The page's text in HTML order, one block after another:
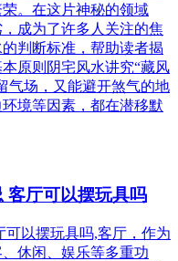
。在这片神秘的领域
成为了许多人关注的焦
判断标准，帮助读者揭
原则阴宅风水讲究“藏风
气场，又能避开煞气的地
境等因素，都在潜移默
客厅可以摆玩具吗
以摆玩具吗,客厅，作为
休闲、娱乐等多重功